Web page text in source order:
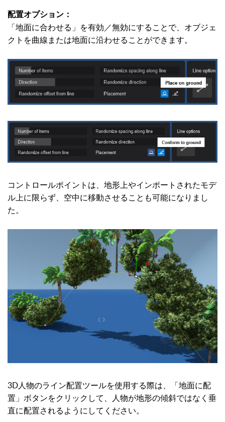
配置オプション：
「地面に合わせる」を有効／無効にすることで、オブジェ
クトを曲線または地面に沿わせることができます。
コントロールポイントは、地形上やインポートされたモデ
ル上に限らず、空中に移動させることも可能になりまし
た。
3D人物のライン配置ツールを使用する際は、「地面に配
置」ボタンをクリックして、人物が地形の傾斜ではなく垂
直に配置されるようにしてください。